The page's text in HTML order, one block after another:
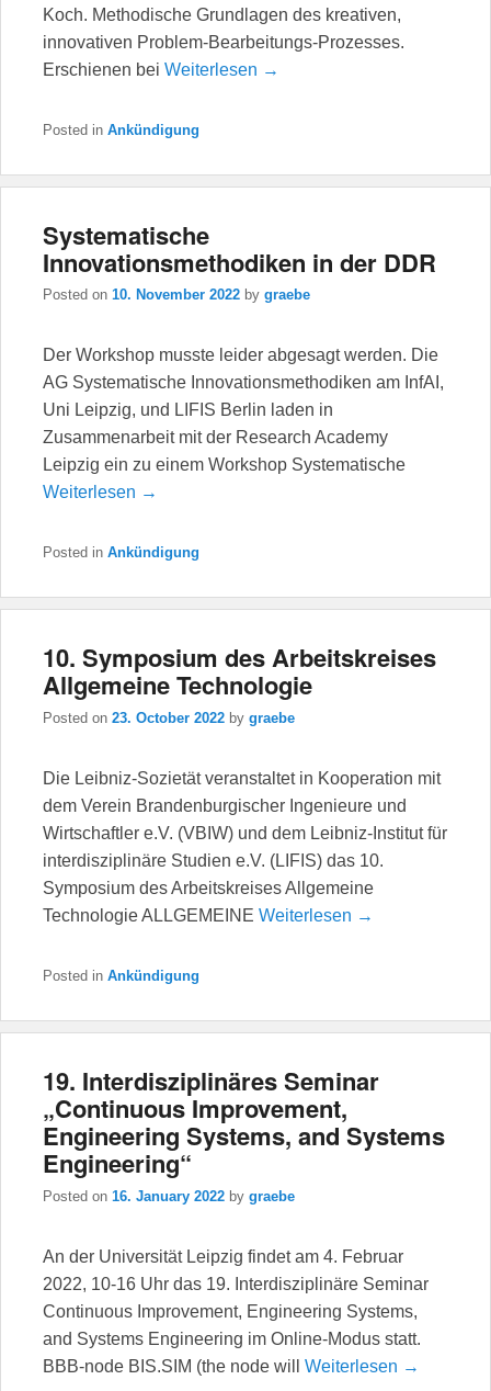
Koch. Methodische Grundlagen des kreativen,
innovativen Problem-Bearbeitungs-Prozesses.
Erschienen bei Weiterlesen →
Posted in Ankündigung
Systematische
Innovationsmethodiken in der DDR
Posted on 10. November 2022 by graebe
Der Workshop musste leider abgesagt werden. Die
AG Systematische Innovationsmethodiken am InfAI,
Uni Leipzig, und LIFIS Berlin laden in
Zusammenarbeit mit der Research Academy
Leipzig ein zu einem Workshop Systematische
Weiterlesen →
Posted in Ankündigung
10. Symposium des Arbeitskreises
Allgemeine Technologie
Posted on 23. October 2022 by graebe
Die Leibniz-Sozietät veranstaltet in Kooperation mit
dem Verein Brandenburgischer Ingenieure und
Wirtschaftler e.V. (VBIW) und dem Leibniz-Institut für
interdisziplinäre Studien e.V. (LIFIS) das 10.
Symposium des Arbeitskreises Allgemeine
Technologie ALLGEMEINE Weiterlesen →
Posted in Ankündigung
19. Interdisziplinäres Seminar
„Continuous Improvement,
Engineering Systems, and Systems
Engineering“
Posted on 16. January 2022 by graebe
An der Universität Leipzig findet am 4. Februar
2022, 10-16 Uhr das 19. Interdisziplinäre Seminar
Continuous Improvement, Engineering Systems,
and Systems Engineering im Online-Modus statt.
BBB-node BIS.SIM (the node will Weiterlesen →